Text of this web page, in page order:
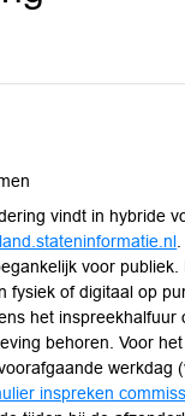
vindt in hybride
voor
fysiek of digitaal op
het
behoren. Voor
werkdag
inspreken